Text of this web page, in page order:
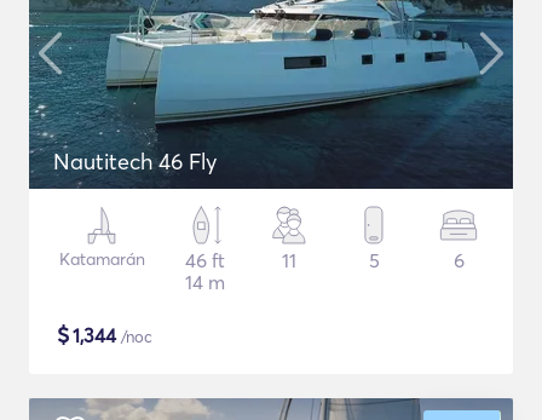
Nautitech 46 Fly
Katamarán
46 ft
14 m
11 5 6
$1,344/noc